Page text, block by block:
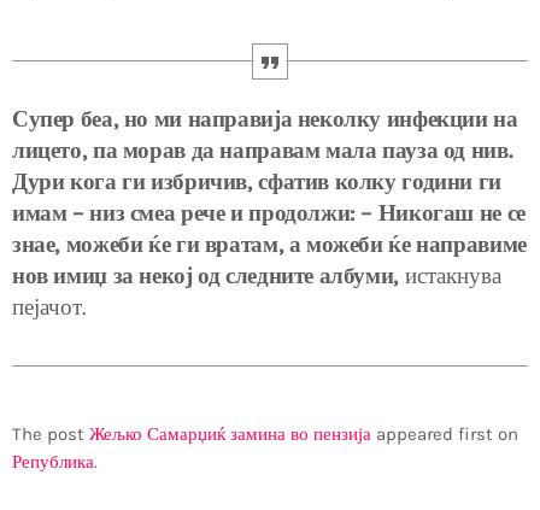
Супер беа, но ми направија неколку инфекции на
лицето, па морав да направам мала пауза од нив.
Дури кога ги избричив, сфатив колку години ги
имам – низ смеа рече и продолжи: – Никогаш не се
знае, можеби ќе ги вратам, а можеби ќе направиме
нов имиџ за некој од следните албуми,истакнува
пејачот.
The post Жељко Самарџиќ замина во пензија appeared first on
Република.